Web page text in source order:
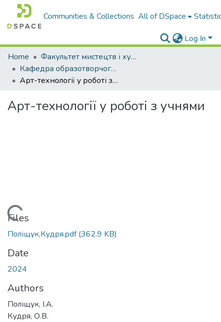
Communities & Collections All of DSpace
Log In
Home
Факультет мистецтв і художньо-освітніх технологій
Кафедра образотворчого, декоративного мистецтва, технологій і безпеки життєдіяльності
Арт-технології у роботі з учнями
Арт-технології у роботі з учнями
Loading...
Files
Поліщук,Кудря.pdf(362.9 KB)
Date
2024
Authors
Поліщук, І.А.
Кудря, О.В.